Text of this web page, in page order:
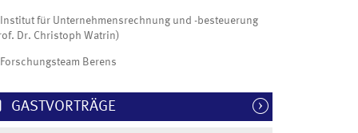
Institut für Unternehmensrechnung und -besteuerung
Dr. Christoph Watrin)
Forschungsteam Berens
GASTVORTRÄGE